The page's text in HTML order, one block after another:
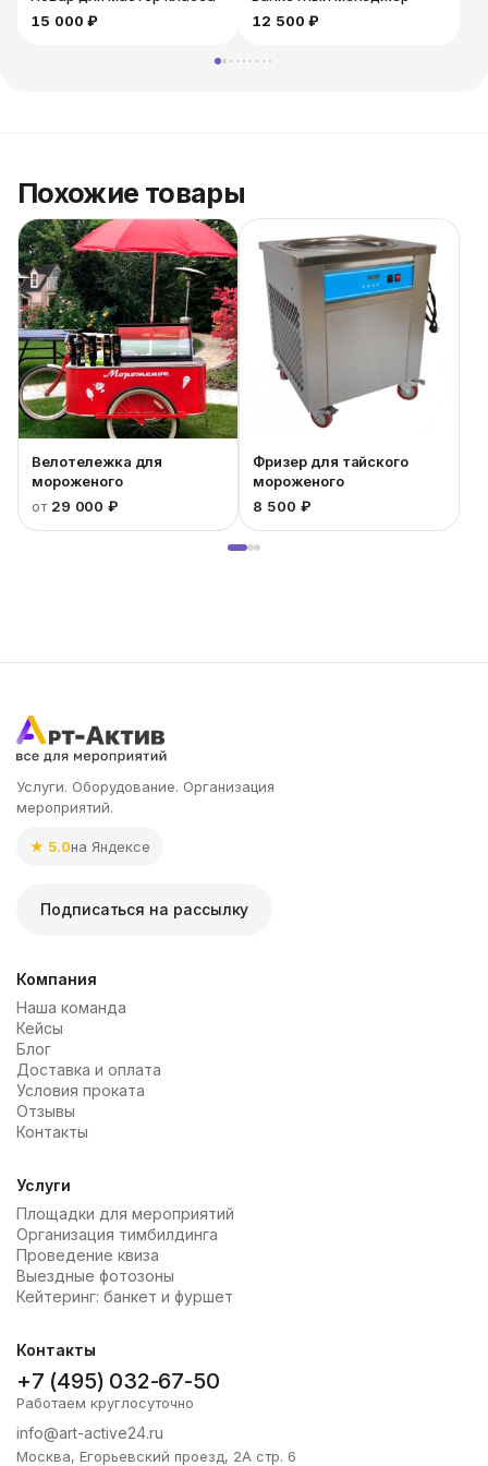
15 000 ₽
12 500 ₽
Похожие товары
Велотележка для
мороженого
от 29 000 ₽
Фризер для тайского
мороженого
8 500 ₽
Услуги. Оборудование. Организация
мероприятий.
★ 5.0на Яндексе
Подписаться на рассылку
Компания
Наша команда
Кейсы
Блог
Доставка и оплата
Условия проката
Отзывы
Контакты
Услуги
Площадки для мероприятий
Организация тимбилдинга
Проведение квиза
Выездные фотозоны
Кейтеринг: банкет и фуршет
Контакты
+7 (495) 032-67-50
Работаем круглосуточно
info@art-active24.ru
Москва, Егорьевский проезд, 2А стр. 6